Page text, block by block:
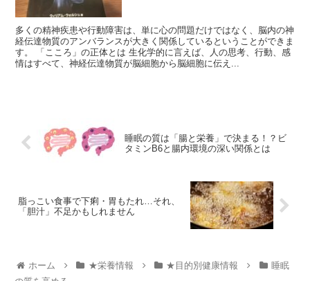
多くの精神疾患や行動障害は、単に心の問題だけではなく、脳内の神
経伝達物質のアンバランスが大きく関係しているということができま
す。 「こころ」の正体とは 生化学的に言えば、人の思考、行動、感
情はすべて、神経伝達物質が脳細胞から脳細胞に伝え...
睡眠の質は「腸と栄養」で決まる！？ビ
タミンB6と腸内環境の深い関係とは
脂っこい食事で下痢・胃もたれ…それ、
「胆汁」不足かもしれません
ホーム ★栄養情報 ★目的別健康情報
睡眠